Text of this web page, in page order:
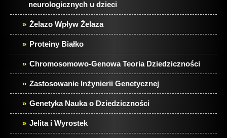
neurologicznych u dzieci
Żelazo Wpływ Żelaza
Proteiny Białko
Chromosomowo-Genowa Teoria Dziedziczności
Zastosowanie Inżynierii Genetycznej
Genetyka Nauka o Dziedziczności
Jelita i Wyrostek